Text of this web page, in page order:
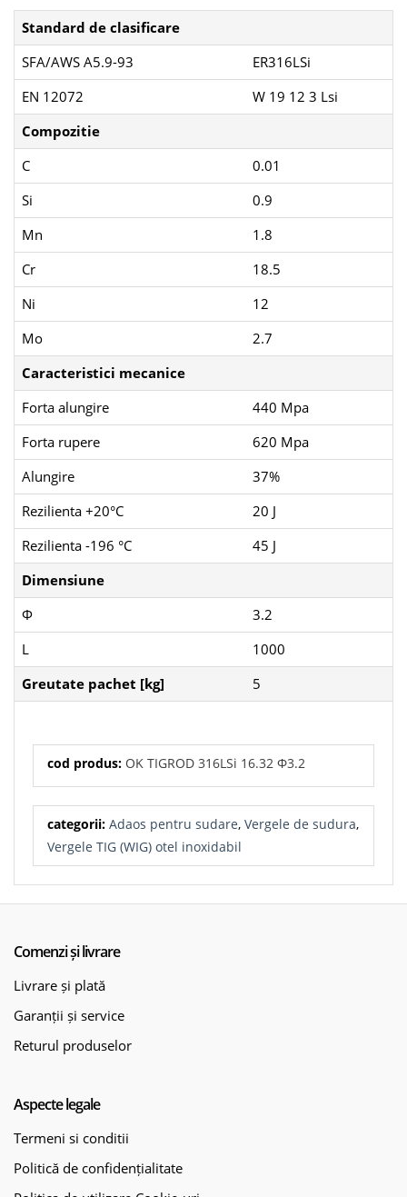
Standard de clasificare
SFA/AWS A5.9-93
ER316LSi
EN 12072
W 19 12 3 Lsi
Compozitie
C
0.01
Si
0.9
Mn
1.8
Cr
18.5
Ni
12
Mo
2.7
Caracteristici mecanice
Forta alungire
440 Mpa
Forta rupere
620 Mpa
Alungire
37%
Rezilienta +20°C
20 J
Rezilienta -196 °C
45 J
Dimensiune
Φ
3.2
L
1000
Greutate pachet [kg]
5
cod produs: OK TIGROD 316LSi 16.32 Φ3.2
categorii: Adaos pentru sudare, Vergele de sudura,
Vergele TIG (WIG) otel inoxidabil
Comenzi și livrare
Livrare și plată
Garanții și service
Returul produselor
Aspecte legale
Termeni si conditii
Politică de confidențialitate